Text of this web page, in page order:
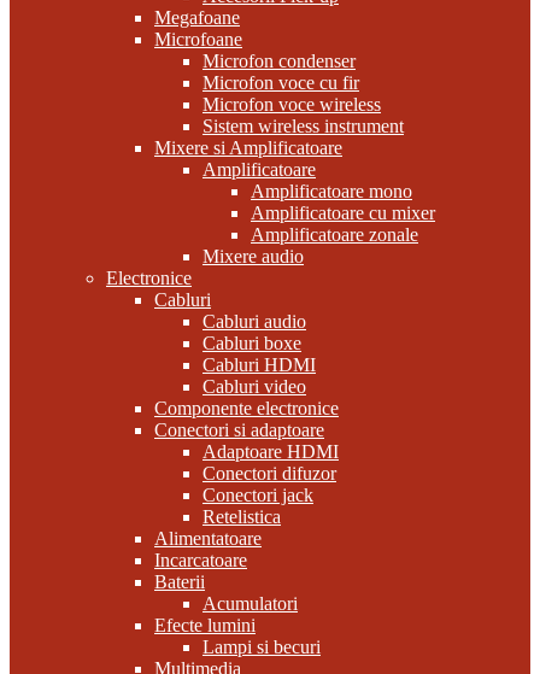
Megafoane
Microfoane
Microfon condenser
Microfon voce cu fir
Microfon voce wireless
Sistem wireless instrument
Mixere si Amplificatoare
Amplificatoare
Amplificatoare mono
Amplificatoare cu mixer
Amplificatoare zonale
Mixere audio
Electronice
Cabluri
Cabluri audio
Cabluri boxe
Cabluri HDMI
Cabluri video
Componente electronice
Conectori si adaptoare
Adaptoare HDMI
Conectori difuzor
Conectori jack
Retelistica
Alimentatoare
Incarcatoare
Baterii
Acumulatori
Efecte lumini
Lampi si becuri
Multimedia